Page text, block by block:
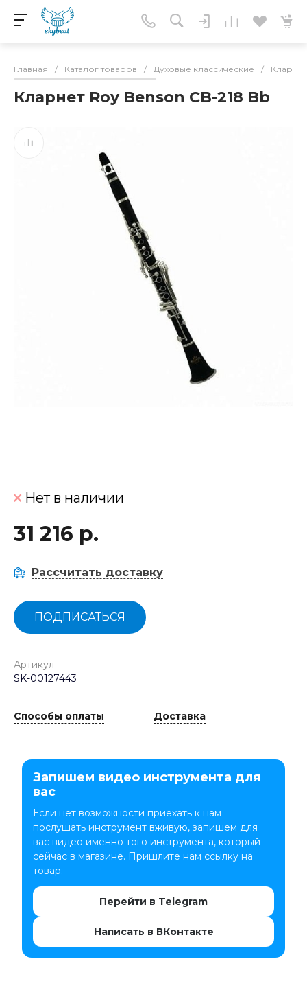
Главная / Каталог товаров / Духовые классические /
Кларнет Roy Benson CB-218 Bb
Нет в наличии
31 216 р.
Рассчитать доставку
ПОДПИСАТЬСЯ
Артикул
SK-00127443
Способы оплаты Доставка
Запишем видео инструмента для
вас
Если нет возможности приехать к нам
послушать инструмент вживую, запишем для
вас видео именно того инструмента, который
сейчас в магазине. Пришлите нам ссылку на
товар:
Перейти в Telegram
Написать в ВКонтакте